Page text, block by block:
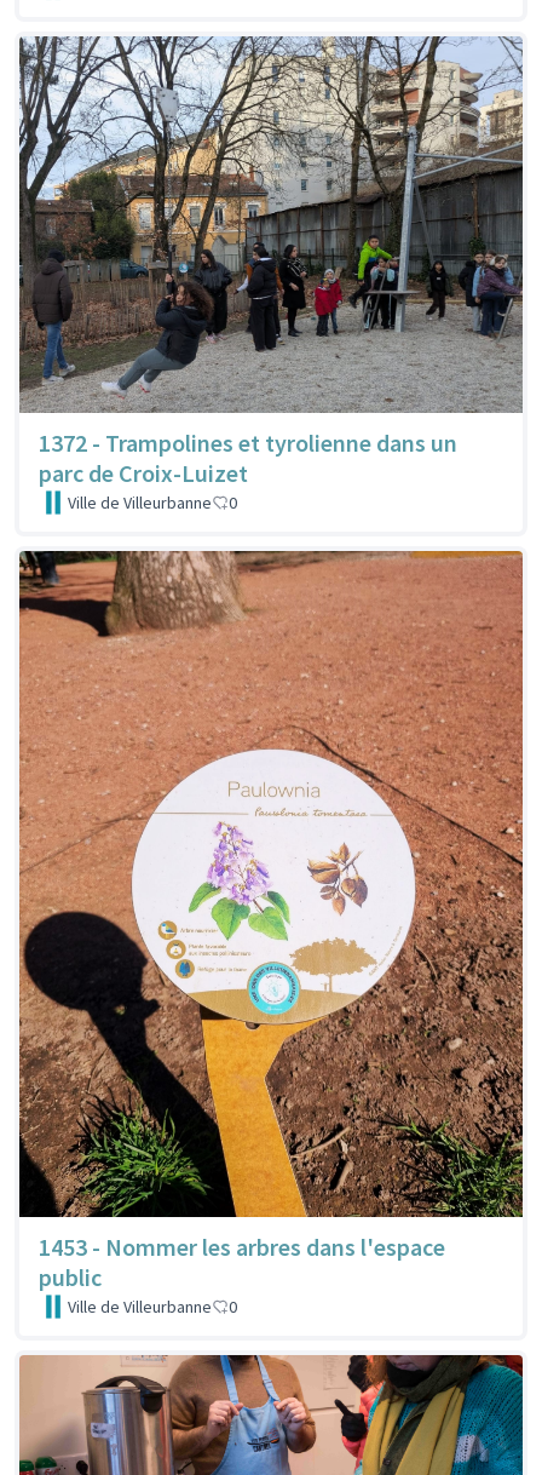
1372 - Trampolines et tyrolienne dans un
parc de Croix-Luizet
Ville de Villeurbanne 0
1453 - Nommer les arbres dans l'espace
public
Ville de Villeurbanne 0